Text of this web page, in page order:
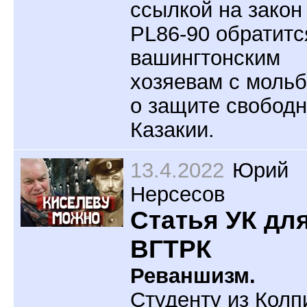
ссылкой на закон
PL86-90
вашингтонским
хозяевам с
о защите
Казакии.
13.4.2022 Юрий
Нерсесов
Статья УК
ВГТРК
Реваншизм.
Студенту из